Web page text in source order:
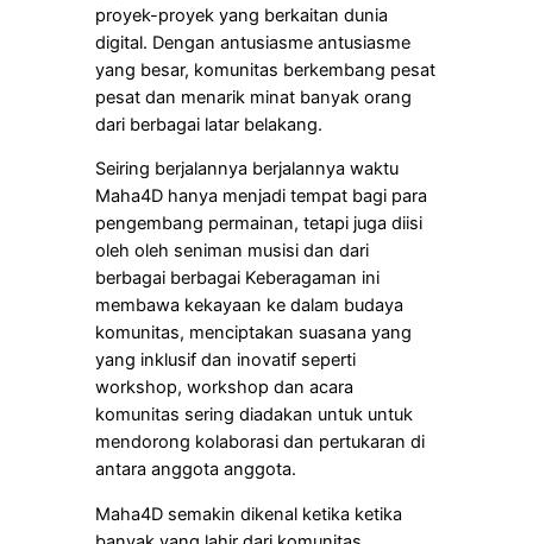
proyek-proyek yang berkaitan dunia
digital. Dengan antusiasme antusiasme
yang besar, komunitas berkembang pesat
pesat dan menarik minat banyak orang
dari berbagai latar belakang.
Seiring berjalannya berjalannya waktu
Maha4D hanya menjadi tempat bagi para
pengembang permainan, tetapi juga diisi
oleh oleh seniman musisi dan dari
berbagai berbagai Keberagaman ini
membawa kekayaan ke dalam budaya
komunitas, menciptakan suasana yang
yang inklusif dan inovatif seperti
workshop, workshop dan acara
komunitas sering diadakan untuk untuk
mendorong kolaborasi dan pertukaran di
antara anggota anggota.
Maha4D semakin dikenal ketika ketika